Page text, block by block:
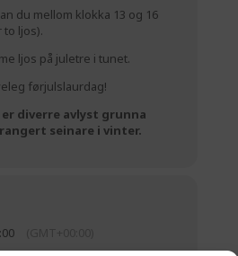
du mellom klokka 13 og 16
to ljos).
ljos på juletre i tunet.
førjulslaurdag!
diverre avlyst grunna
seinare i vinter.